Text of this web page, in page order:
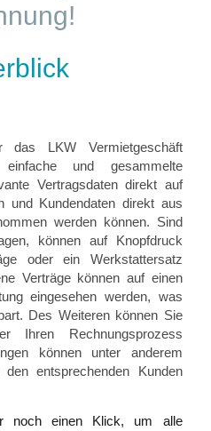
LKW Vermietgeschäft
und gesammelte
Vertragsdaten direkt auf
und Kundendaten direkt aus
werden können. Sind
können auf Knopfdruck
oder ein Werkstattersatz
Verträge können auf einen
eingesehen werden, was
Des Weiteren können Sie
Ihren Rechnungsprozess
können unter anderem
entsprechenden Kunden
noch einen Klick, um alle